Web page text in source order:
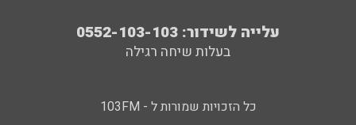
עלייה לשידור: 0552-103-103
בעלות שיחה רגילה
כל הזכויות שמורות ל - 103FM